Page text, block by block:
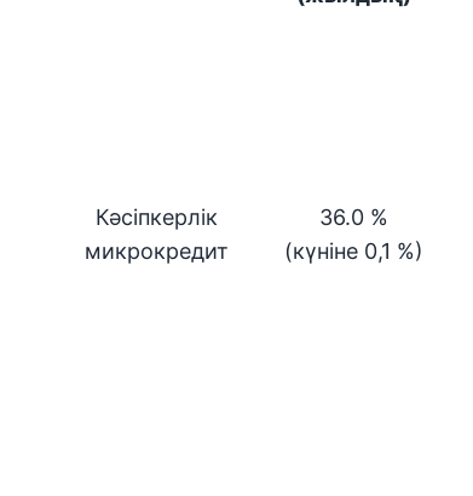
Кәсіпкерлік
микрокредит
36.0 %
(күніне 0,1 %)